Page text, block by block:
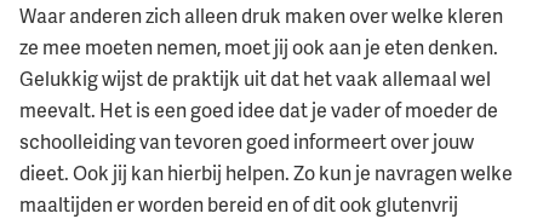
Waar anderen zich alleen druk maken over welke kleren
ze mee moeten nemen, moet jij ook aan je eten denken.
Gelukkig wijst de praktijk uit dat het vaak allemaal wel
meevalt. Het is een goed idee dat je vader of moeder de
schoolleiding van tevoren goed informeert over jouw
dieet. Ook jij kan hierbij helpen. Zo kun je navragen welke
maaltijden er worden bereid en of dit ook glutenvrij